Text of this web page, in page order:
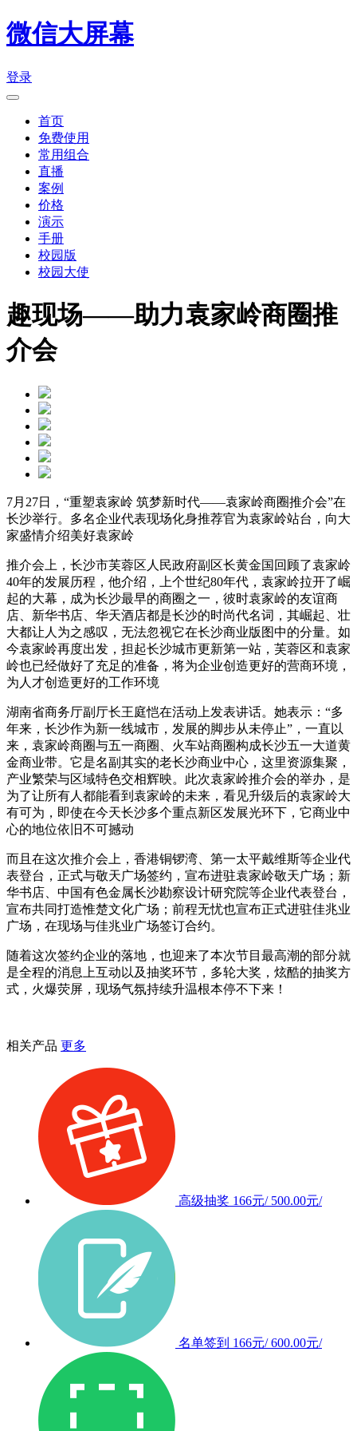
微信大屏幕
登录
首页
免费使用
常用组合
直播
案例
价格
演示
手册
校园版
校园大使
趣现场——助力袁家岭商圈推
介会
7月27日，“重塑袁家岭 筑梦新时代——袁家岭商圈推介会”在
长沙举行。多名企业代表现场化身推荐官为袁家岭站台，向大
家盛情介绍美好袁家岭
推介会上，长沙市芙蓉区人民政府副区长黄金国回顾了袁家岭
40年的发展历程，他介绍，上个世纪80年代，袁家岭拉开了崛
起的大幕，成为长沙最早的商圈之一，彼时袁家岭的友谊商
店、新华书店、华天酒店都是长沙的时尚代名词，其崛起、壮
大都让人为之感叹，无法忽视它在长沙商业版图中的分量。如
今袁家岭再度出发，担起长沙城市更新第一站，芙蓉区和袁家
岭也已经做好了充足的准备，将为企业创造更好的营商环境，
为人才创造更好的工作环境
湖南省商务厅副厅长王庭恺在活动上发表讲话。她表示：“多
年来，长沙作为新一线城市，发展的脚步从未停止”，一直以
来，袁家岭商圈与五一商圈、火车站商圈构成长沙五一大道黄
金商业带。它是名副其实的老长沙商业中心，这里资源集聚，
产业繁荣与区域特色交相辉映。此次袁家岭推介会的举办，是
为了让所有人都能看到袁家岭的未来，看见升级后的袁家岭大
有可为，即使在今天长沙多个重点新区发展光环下，它商业中
心的地位依旧不可撼动
而且在这次推介会上，香港铜锣湾、第一太平戴维斯等企业代
表登台，正式与敬天广场签约，宣布进驻袁家岭敬天广场；新
华书店、中国有色金属长沙勘察设计研究院等企业代表登台，
宣布共同打造惟楚文化广场；前程无忧也宣布正式进驻佳兆业
广场，在现场与佳兆业广场签订合约。
随着这次签约企业的落地，也迎来了本次节目最高潮的部分就
是全程的消息上互动以及抽奖环节，多轮大奖，炫酷的抽奖方
式，火爆荧屏，现场气氛持续升温根本停不下来！
相关产品 更多
高级抽奖 166元/ 500.00元/
名单签到 166元/ 600.00元/